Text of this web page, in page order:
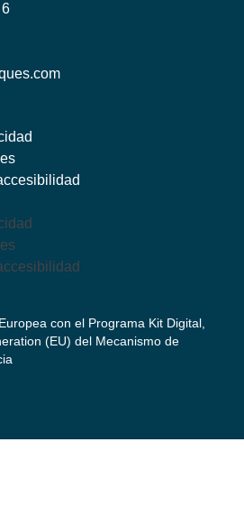
con el Programa Kit Digital,
(EU) del Mecanismo de